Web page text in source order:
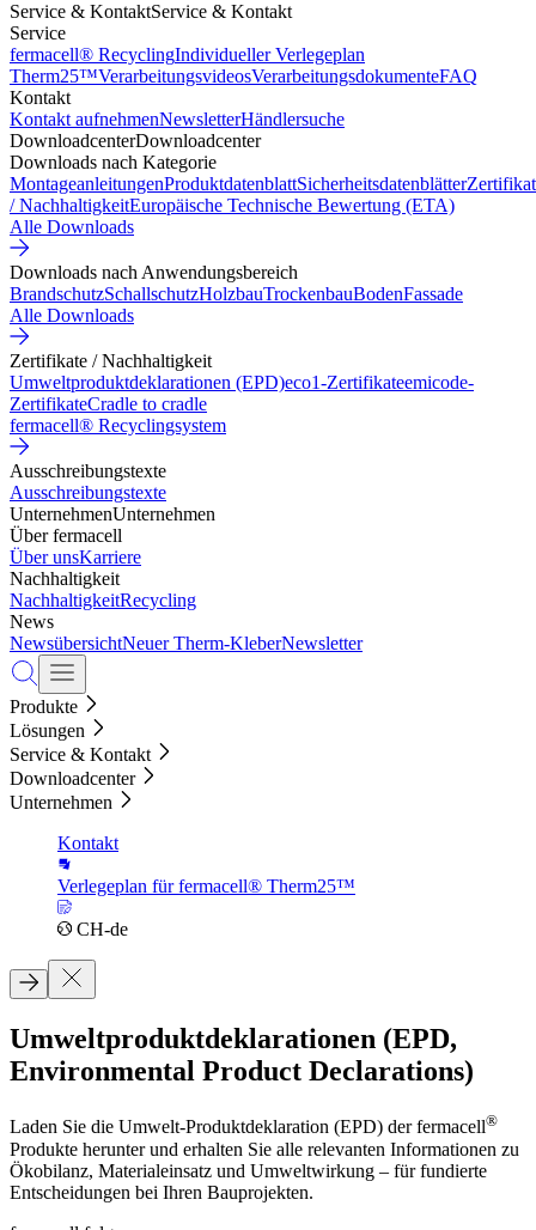
Service & KontaktService & Kontakt
Service
fermacell® RecyclingIndividueller Verlegeplan
Therm25™VerarbeitungsvideosVerarbeitungsdokumenteFAQ
Kontakt
Kontakt aufnehmenNewsletterHändlersuche
DownloadcenterDownloadcenter
Downloads nach Kategorie
MontageanleitungenProduktdatenblattSicherheitsdatenblätter
/ NachhaltigkeitEuropäische Technische Bewertung (ETA)
Alle Downloads
Downloads nach Anwendungsbereich
BrandschutzSchallschutzHolzbauTrockenbauBodenFassade
Alle Downloads
Zertifikate / Nachhaltigkeit
Umweltproduktdeklarationen (EPD)eco1-Zertifikateemicode-
ZertifikateCradle to cradle
fermacell® Recyclingsystem
Ausschreibungstexte
Ausschreibungstexte
UnternehmenUnternehmen
Über fermacell
Über unsKarriere
Nachhaltigkeit
NachhaltigkeitRecycling
News
NewsübersichtNeuer Therm-KleberNewsletter
Produkte
Lösungen
Service & Kontakt
Downloadcenter
Unternehmen
Kontakt
Verlegeplan für fermacell® Therm25™
CH-de
Umweltproduktdeklarationen (EPD,
Environmental Product Declarations)
Laden Sie die Umwelt-Produktdeklaration (EPD) der fermacell®
Produkte herunter und erhalten Sie alle relevanten Informationen zu
Ökobilanz, Materialeinsatz und Umweltwirkung – für fundierte
Entscheidungen bei Ihren Bauprojekten.